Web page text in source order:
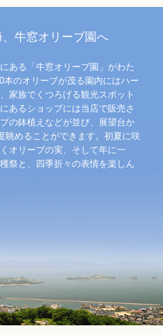
牛窓オリーブ園へ
ある「牛窓オリーブ園」がわた
本のオリーブが茂る園内にはハー
家族でくつろげる観光スポット
あるショップには当店で販売さ
の鉢植えなどが並び、展望台か
眺めることができます。初夏に咲
オリーブの実、そして年に一
祭と、四季折々の表情を楽しん